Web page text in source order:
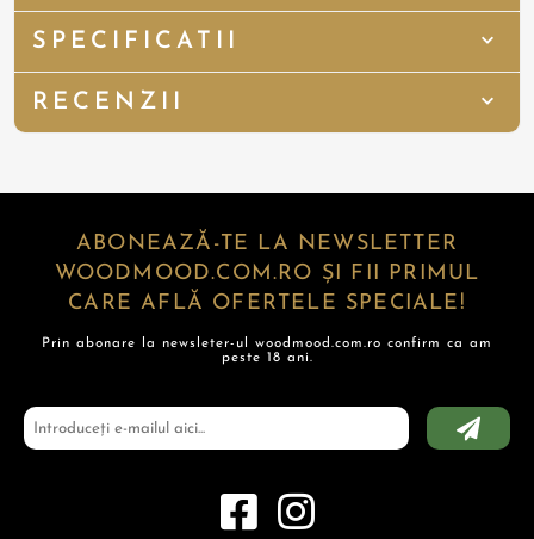
SPECIFICATII
RECENZII
ABONEAZĂ-TE LA NEWSLETTER
WOODMOOD.COM.RO ȘI FII PRIMUL
CARE AFLĂ OFERTELE SPECIALE!
Prin abonare la newsleter-ul woodmood.com.ro confirm ca am
peste 18 ani.